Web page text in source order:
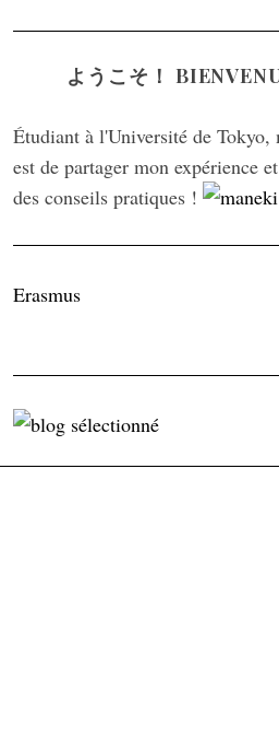
f
o
r
ようこそ！
Étudiant à l'Université de Tokyo,
est de partager mon expérience
des conseils pratiques !
Erasmus